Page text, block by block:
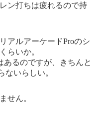
ン打ちは疲れるので持
アルアーケードProのシ
らいか。
あるのですが、きちんと
ないらしい。
せん。